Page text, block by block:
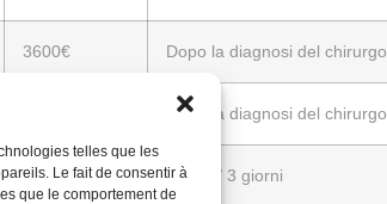
telles que les
Le fait de consentir à
que le comportement de
3600€ Dopo la diagnosi del chirurgo
Dopo la diagnosi del chirurgo
2800€ 2 notti / 3 giorni